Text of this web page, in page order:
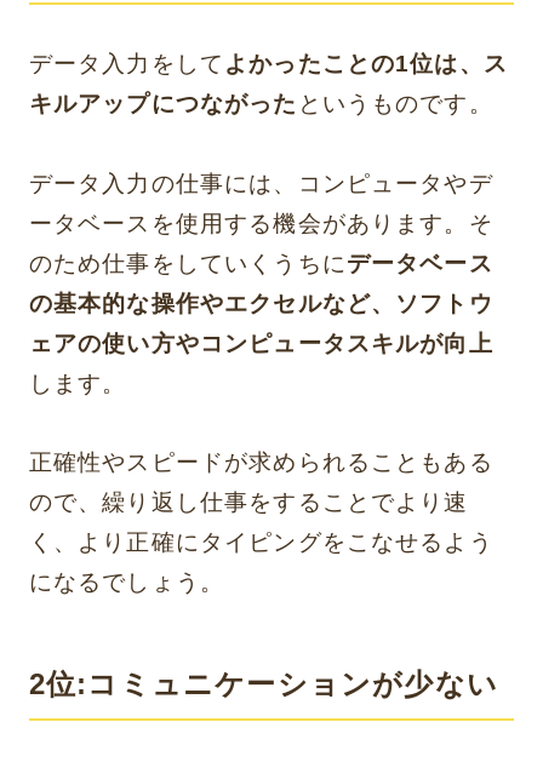
データ入力をして よかったことの1位は、ス
キルアップにつながった というものです。
データ入力の仕事には、コンピュータやデ
ータベースを使用する機会があります。そ
のため仕事をしていくうちにデータベース
の基本的な操作やエクセルなど、ソフトウ
ェアの使い方やコンピュータスキルが向上
します。
正確性やスピードが求められることもある
ので、繰り返し仕事をすることでより速
く、より正確にタイピングをこなせるよう
になるでしょう。
2位:コミュニケーションが少ない